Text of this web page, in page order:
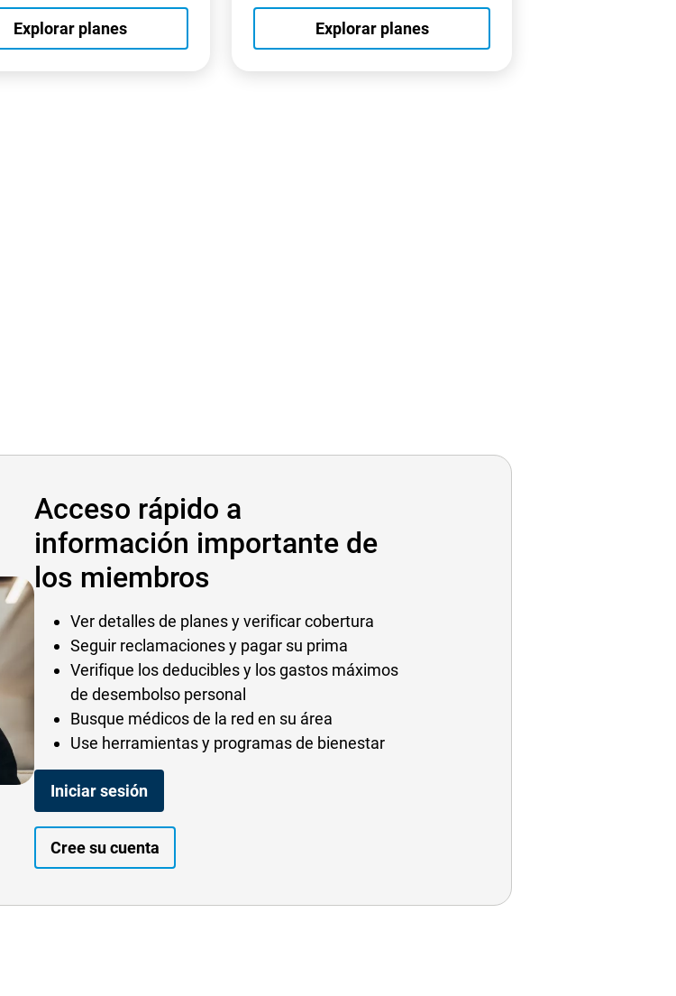
Explorar planes Explorar planes
Acceso rápido a
información importante de
los miembros
Ver detalles de planes y verificar cobertura
Seguir reclamaciones y pagar su prima
Verifique los deducibles y los gastos máximos
de desembolso personal
Busque médicos de la red en su área
Use herramientas y programas de bienestar
Iniciar sesión- Opens in a new window
Cree su cuenta